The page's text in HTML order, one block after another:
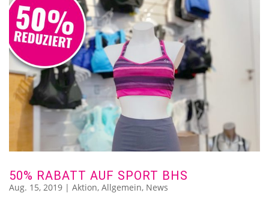
50% RABATT AUF SPORT BHS
Aug. 15, 2019 | Aktion, Allgemein, News